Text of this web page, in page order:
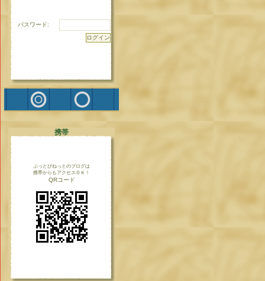
パスワード:
携帯
ぶっとびねっとのブログは
携帯からもアクセスＯＫ！
QRコード